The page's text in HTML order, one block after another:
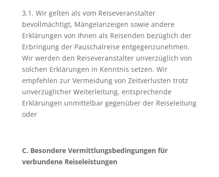
3.1. Wir gelten als vom Reiseveranstalter
bevollmächtigt, Mängelanzeigen sowie andere
Erklärungen von Ihnen als Reisenden bezüglich der
Erbringung der Pauschalreise entgegenzunehmen.
Wir werden den Reiseveranstalter unverzüglich von
solchen Erklärungen in Kenntnis setzen. Wir
empfehlen zur Vermeidung von Zeitverlusten trotz
unverzüglicher Weiterleitung, entsprechende
Erklärungen unmittelbar gegenüber der Reiseleitung
oder
C. Besondere Vermittlungsbedingungen für
verbundene Reiseleistungen